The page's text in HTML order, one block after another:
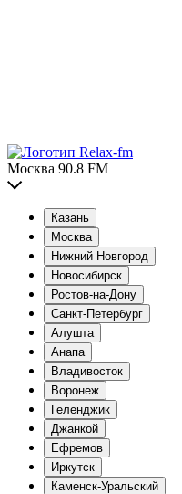
Москва 90.8 FM
Казань
Москва
Нижний Новгород
Новосибирск
Ростов-на-Дону
Санкт-Петербург
Алушта
Анапа
Владивосток
Воронеж
Геленджик
Джанкой
Ефремов
Иркутск
Каменск-Уральский